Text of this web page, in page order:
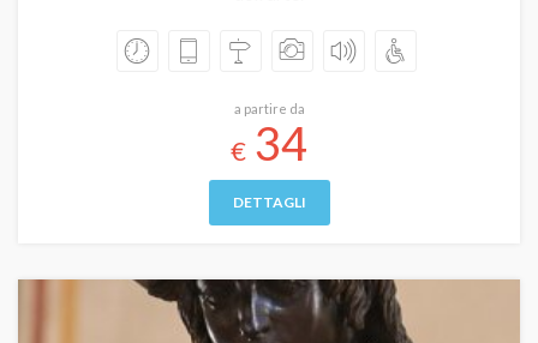
a partire da
€ 34
DETTAGLI